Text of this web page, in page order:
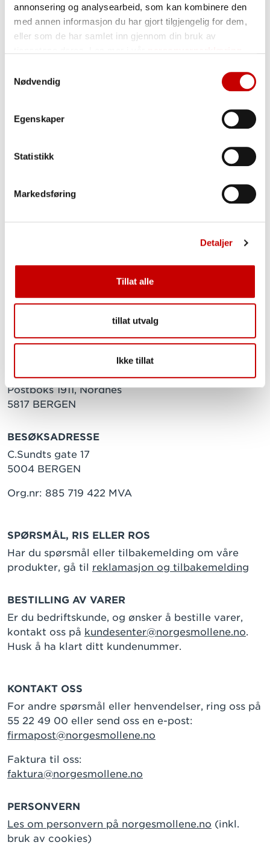
annonsering og analysearbeid, som kan kombinere den
med annen informasjon du har gjort tilgjengelig for dem,
eller som de har samlet inn gjennom din bruk av
Nødvendig
Egenskaper
Statistikk
Markedsføring
Detaljer
Tillat alle
tillat utvalg
Ikke tillat
korn(OBK) ble etablert høsten 2007.
OBK har som mål å øke kunnskapen
om hvor viktig sunne bakervarer og
kornprodukter er i det daglige
kostholdsråd. Norgesmøllene er
arrangementer hvor det er relevant å
servere et produkt fra Norgesmøllene.
Postboks 1911, Nordnes
5817 BERGEN
BESØKSADRESSE
C.Sundts gate 17
5004 BERGEN
Org.nr: 885 719 422 MVA
SPØRSMÅL, RIS ELLER ROS
Har du spørsmål eller tilbakemelding om våre
produkter, gå til reklamasjon og tilbakemelding
BESTILLING AV VARER
Er du bedriftskunde, og ønsker å bestille varer,
kontakt oss på kundesenter@norgesmollene.no.
Husk å ha klart ditt kundenummer.
KONTAKT OSS
For andre spørsmål eller henvendelser, ring oss på
55 22 49 00 eller send oss en e-post:
firmapost@norgesmollene.no
Faktura til oss:
faktura@norgesmollene.no
PERSONVERN
Les om personvern på norgesmollene.no (inkl.
bruk av cookies)